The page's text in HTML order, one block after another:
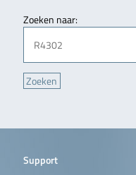
Zoeken naar:
Support